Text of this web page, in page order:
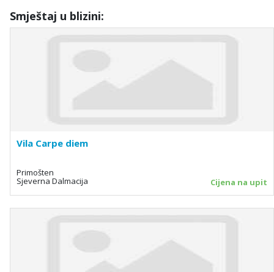
Smještaj u blizini:
Vila Carpe diem
Primošten
Sjeverna Dalmacija Cijena na upit